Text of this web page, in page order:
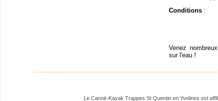
Conditions :
Venez
sur l'eau !
Le Canoë-Kayak Trappes St Quentin en Yvelines est